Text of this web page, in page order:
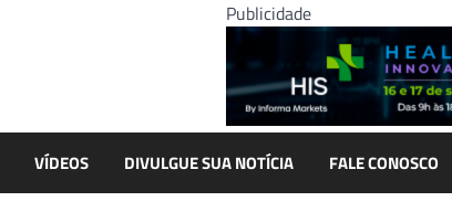
Publicidade
VÍDEOS DIVULGUE SUA NOTÍCIA FALE CONOSCO